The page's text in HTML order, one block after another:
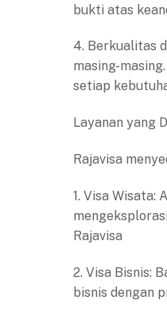
bukti atas
4. Berkualitas
masing-
setiap
Layanan yang
Rajavisa
1. Visa Wisata:
Rajavisa
2. Visa Bisnis:
bisnis dengan